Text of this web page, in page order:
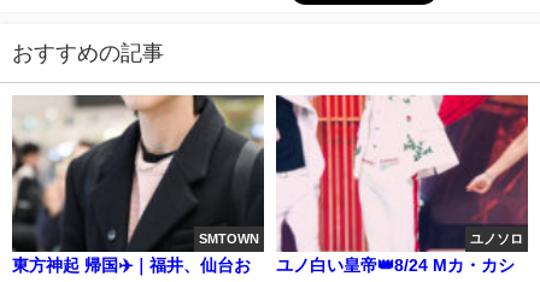
おすすめの記事
SMTOWN
東方神起 帰国✈️｜福井、仙台お
ユノソロ
ユノ白い皇帝👑8/24 Mカ・カシ